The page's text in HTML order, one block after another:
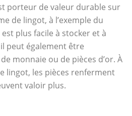
porteur de valeur durable sur
de lingot, à l’exemple du
est plus facile à stocker et à
peut également être
monnaie ou de pièces d’or. À
lingot, les pièces renferment
valoir plus.